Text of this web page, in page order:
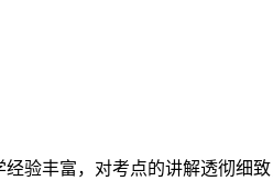
丰富，对考点的讲解透彻细